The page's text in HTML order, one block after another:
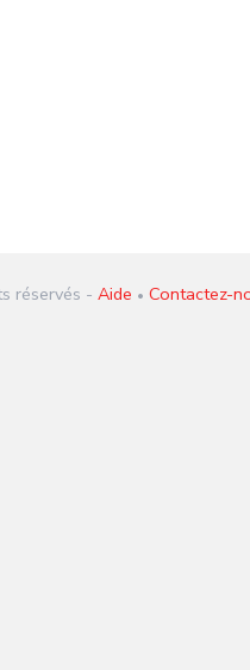
réservés - Aide • Contactez-